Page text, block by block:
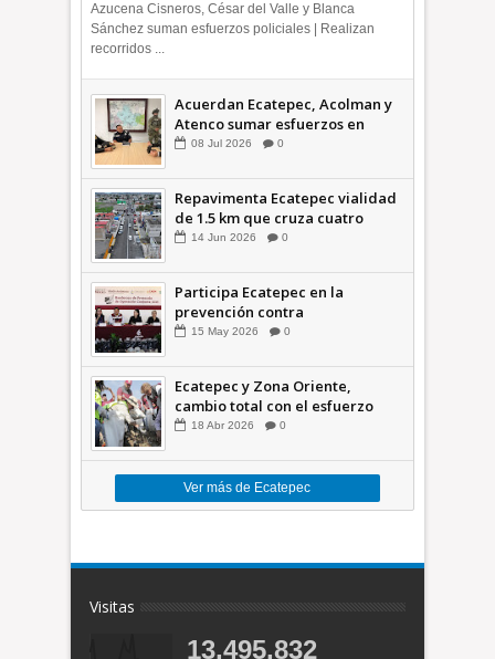
Azucena Cisneros, César del Valle y Blanca
Sánchez suman esfuerzos policiales | Realizan
recorridos ...
Acuerdan Ecatepec, Acolman y
Atenco sumar esfuerzos en
seguridad
08 Jul 2026 0
Repavimenta Ecatepec vialidad
de 1.5 km que cruza cuatro
comunidades +Video
14 Jun 2026 0
Participa Ecatepec en la
prevención contra
inundaciones en el Valle de
15 May 2026 0
Ecatepec y Zona Oriente,
cambio total con el esfuerzo
conjunto: Azucena; retiran 21
18 Abr 2026 0
Ver más de Ecatepec
Visitas
13,495,832